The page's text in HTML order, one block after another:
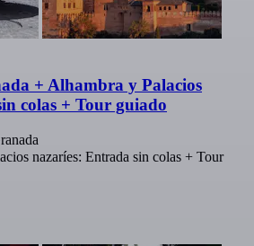
+ Alhambra y Palacios
colas + Tour guiado
nazaríes: Entrada sin colas + Tour